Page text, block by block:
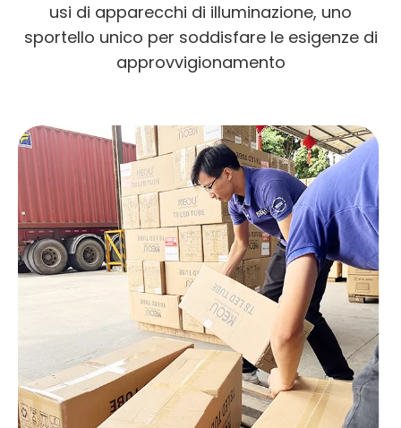
usi di apparecchi di illuminazione, uno
sportello unico per soddisfare le esigenze di
approvvigionamento